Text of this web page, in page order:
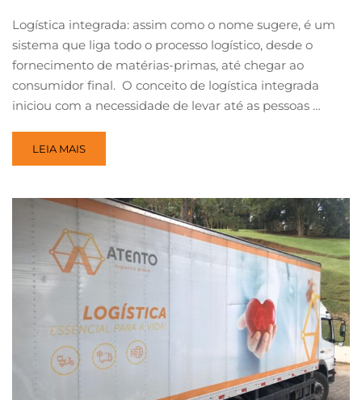
Logística integrada: assim como o nome sugere, é um
sistema que liga todo o processo logístico, desde o
fornecimento de matérias-primas, até chegar ao
consumidor final. O conceito de logística integrada
iniciou com a necessidade de levar até as pessoas …
LEIA MAIS